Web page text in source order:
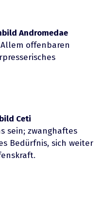
Andromedae
offenbaren
Ceti
sein; zwanghaftes
Bedürfnis, sich weiter